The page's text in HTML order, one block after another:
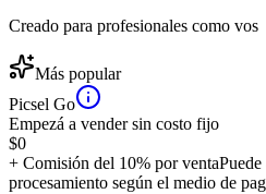
Creado para profesionales como vos
Más popular
Picsel Go
Empezá a vender sin costo fijo
$0
+ Comisión del 10% por venta
procesamiento según el medio de